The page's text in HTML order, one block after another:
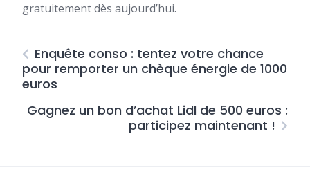
gratuitement dès aujourd’hui.
Enquête conso : tentez votre chance
pour remporter un chèque énergie de 1000
euros
Gagnez un bon d’achat Lidl de 500 euros :
participez maintenant !